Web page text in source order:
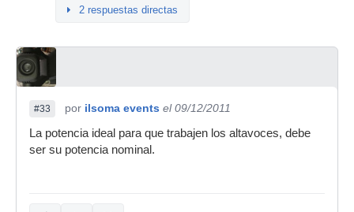
2 respuestas directas
#33 por ilsoma events el 09/12/2011
La potencia ideal para que trabajen los altavoces, debe
ser su potencia nominal.